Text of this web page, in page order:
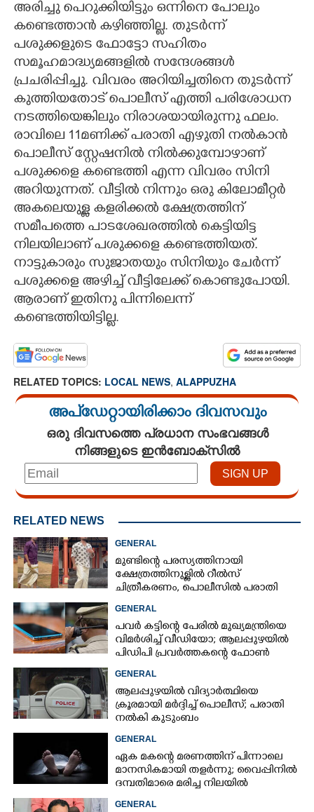
CONTACT US
അരിച്ചു പെറുക്കിയിട്ടും ഒന്നിനെ പോലും
കണ്ടെത്താൻ കഴിഞ്ഞില്ല. തുടർന്ന്
പശുക്കളുടെ ഫോട്ടോ സഹിതം
സമൂഹമാദ്ധ്യമങ്ങളിൽ സന്ദേശങ്ങൾ
പ്രചരിപ്പിച്ചു. വിവരം അറിയിച്ചതിനെ തുടർന്ന്
കുത്തിയതോട് പൊലീസ് എത്തി പരിശോധന
നടത്തിയെങ്കിലും നിരാശയായിരുന്നു ഫലം.
രാവിലെ 11മണിക്ക് പരാതി എഴുതി നൽകാൻ
പൊലീസ് സ്റ്റേഷനിൽ നിൽക്കുമ്പോഴാണ്
പശുക്കളെ കണ്ടെത്തി എന്ന വിവരം സിനി
അറിയുന്നത്. വീട്ടിൽ നിന്നും ഒരു കിലോമീറ്റർ
അകലെയുള്ള കളരിക്കൽ ക്ഷേത്രത്തിന്
സമീപത്തെ പാടശേഖരത്തിൽ കെട്ടിയിട്ട
നിലയിലാണ് പശുക്കളെ കണ്ടെത്തിയത്.
നാട്ടുകാരും സുജാതയും സിനിയും ചേർന്ന്
പശുക്കളെ അഴിച്ച് വീട്ടിലേക്ക് കൊണ്ടുപോയി.
ആരാണ് ഇതിനു പിന്നിലെന്ന്
കണ്ടെത്തിയിട്ടില്ല.
RELATED TOPICS: LOCAL NEWS, ALAPPUZHA
അപ്ഡേറ്റായിരിക്കാം ദിവസവും
ഒരു ദിവസത്തെ പ്രധാന സംഭവങ്ങൾ
നിങ്ങളുടെ ഇൻബോക്സിൽ
RELATED NEWS
GENERAL
മുണ്ടിന്റെ പരസ്യത്തിനായി
ക്ഷേത്രത്തിനുള്ളിൽ റീൽസ്
ചിത്രീകരണം, പൊലീസിൽ പരാതി
GENERAL
പവർ കട്ടിന്റെ പേരിൽ മുഖ്യമന്ത്രിയെ
വിമർശിച്ച് വീഡിയോ; ആലപ്പുഴയിൽ
പിഡിപി പ്രവർത്തകന്റെ ഫോൺ
പൊലീസ് പിടിച്ചെടുത്തു
GENERAL
ആലപ്പുഴയിൽ വിദ്യാർത്ഥിയെ
ക്രൂരമായി മർദ്ദിച്ച് പൊലീസ്; പരാതി
നൽകി കുടുംബം
GENERAL
ഏക മകന്റെ മരണത്തിന് പിന്നാലെ
മാനസികമായി തളർന്നു; വൈപ്പിനിൽ
ദമ്പതിമാരെ മരിച്ച നിലയിൽ
കണ്ടെത്തി
GENERAL